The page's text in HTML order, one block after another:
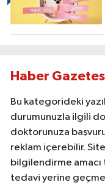
Haber
Bu kategorideki
durumunuzla ilgili
doktorunuza
reklam içerebilir.
bilgilendirme amacı
tedavi yerine